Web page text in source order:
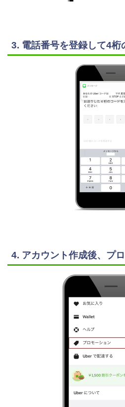
3. 電話番号を登録して4桁
4. アカウント作成後、プ